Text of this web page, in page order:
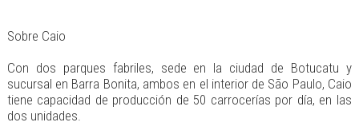
Sobre Caio
Con dos parques fabriles, sede en la ciudad de Botucatu y
sucursal en Barra Bonita, ambos en el interior de São Paulo, Caio
tiene capacidad de producción de 50 carrocerías por día, en las
dos unidades.